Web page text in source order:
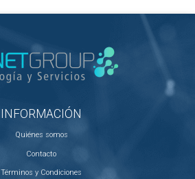
INFORMACIÓN
Quiénes somos
Contacto
Términos y Condiciones